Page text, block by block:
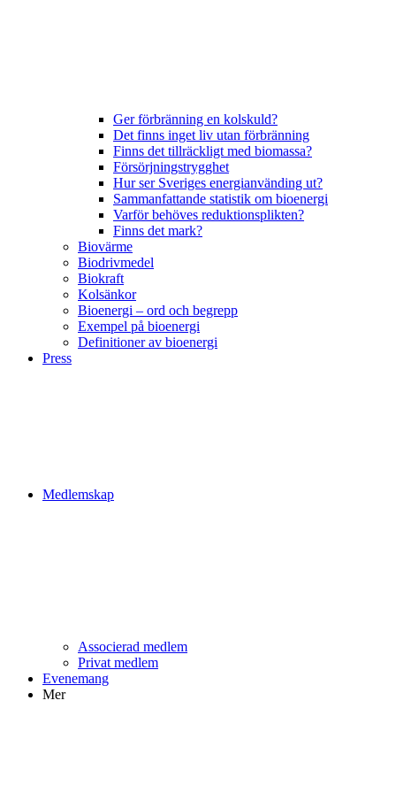
Ger förbränning en kolskuld?
Det finns inget liv utan förbränning
Finns det tillräckligt med biomassa?
Försörjningstrygghet
Hur ser Sveriges energianvänding ut?
Sammanfattande statistik om bioenergi
Varför behöves reduktionsplikten?
Finns det mark?
Biovärme
Biodrivmedel
Biokraft
Kolsänkor
Bioenergi – ord och begrepp
Exempel på bioenergi
Definitioner av bioenergi
Press
Medlemskap
Associerad medlem
Privat medlem
Evenemang
Mer